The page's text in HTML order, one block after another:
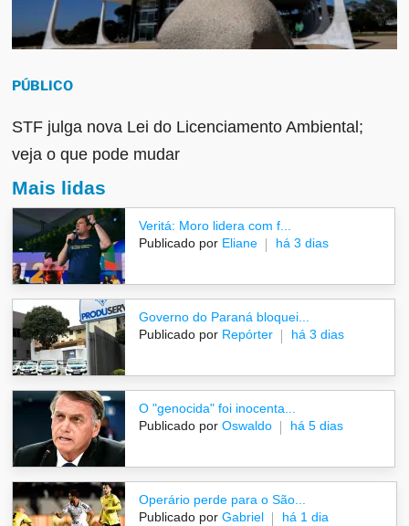
PÚBLICO
STF julga nova Lei do Licenciamento Ambiental;
veja o que pode mudar
Mais lidas
Veritá: Moro lidera com f...
Publicado por Eliane há 3 dias
Governo do Paraná bloquei...
Publicado por Repórter há 3 dias
O "genocida" foi inocenta...
Publicado por Oswaldo há 5 dias
Operário perde para o São...
Publicado por Gabriel há 1 dia